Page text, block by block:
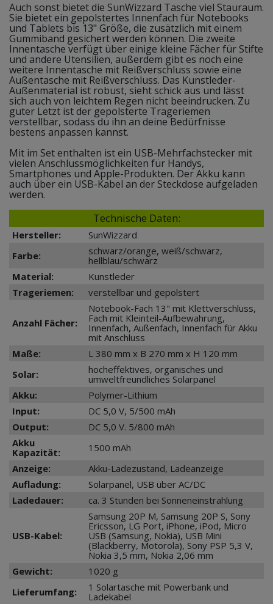
Auch sonst bietet die SunWizzard Tasche viel Stauraum.
Sie bietet ein gepolstertes Innenfach für Notebooks
und Tablets bis 13" Größe, die zusätzlich mit einem
Gummiband gesichert werden können. Die zweite
Innentasche verfügt über einige kleine Fächer für Stifte
und andere Utensilien, außerdem gibt es noch eine
weitere Innentasche mit Reißverschluss sowie eine
Außentasche mit Reißverschluss. Das Kunstleder-
Außenmaterial ist robust, sieht schick aus und lässt
sich auch von leichtem Regen nicht beeindrucken. Zu
guter Letzt ist der gepolsterte Trageriemen
verstellbar, sodass du ihn an deine Bedürfnisse
bestens anpassen kannst.
Mit im Set enthalten ist ein USB-Mehrfachstecker mit
vielen Anschlussmöglichkeiten für Handys,
Smartphones und Apple-Produkten. Der Akku kann
auch über ein USB-Kabel an der Steckdose aufgeladen
werden.
Technische Daten:
Hersteller:
SunWizzard
Farbe:
schwarz/orange, weiß/schwarz,
hellblau/schwarz
Material:
Kunstleder
Trageriemen:
verstellbar und gepolstert
Anzahl Fächer:
Notebook-Fach 13" mit Klettverschluss,
Fach mit Kleinteil-Aufbewahrung,
Innenfach, Außenfach, Innenfach für Akku
mit Anschluss
Maße:
L 380 mm x B 270 mm x H 120 mm
Solar:
hocheffektives, organisches und
umweltfreundliches Solarpanel
Akku:
Polymer-Lithium
Input:
DC 5,0 V, 5/500 mAh
Output:
DC 5,0 V. 5/800 mAh
Akku
Kapazität:
1500 mAh
Anzeige:
Akku-Ladezustand, Ladeanzeige
Aufladung:
Solarpanel, USB über AC/DC
Ladedauer:
ca. 3 Stunden bei Sonneneinstrahlung
USB-Kabel:
Samsung 20P M, Samsung 20P S, Sony
Ericsson, LG Port, iPhone, iPod, Micro
USB (Samsung, Nokia), USB Mini
(Blackberry, Motorola), Sony PSP 5,3 V,
Nokia 3,5 mm, Nokia 2,06 mm
Gewicht:
1020 g
Lieferumfang:
1 Solartasche mit Powerbank und
Ladekabel